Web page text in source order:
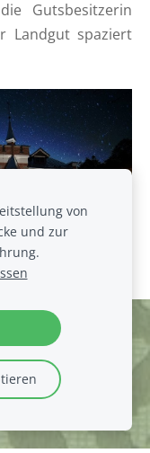
Gutsbesitzerin
Landgut spaziert
von
und zur